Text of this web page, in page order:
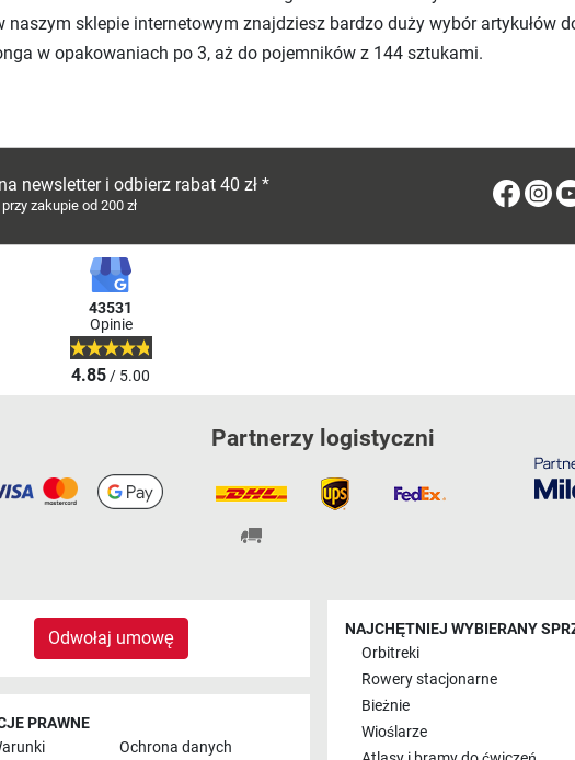
naszym sklepie internetowym znajdziesz bardzo duży wybór artykułów
w opakowaniach po 3, aż do pojemników z 144 sztukami.
newsletter i odbierz rabat 40 zł *
zakupie od 200 zł
43531
Opinie
4.85/ 5.00
Partnerzy logistyczni
Odwołaj umowę
PRAWNE
Ochrona danych
NAJCHĘTNIEJ WYBIERANY
Orbitreki
Rowery stacjonarne
Bieżnie
Wioślarze